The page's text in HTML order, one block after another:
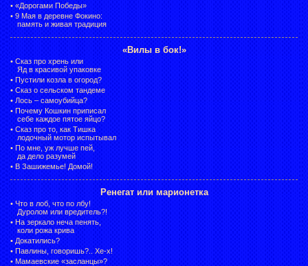
• «Дорогами Победы»
• 9 Мая в деревне Фокино:
память и живая традиция
«Вилы в бок!»
• Сказ про хрень или
Яд в красивой упаковке
• Пустили козла в огород?
• Сказ о сельском тандеме
• Лось – самоубийца?
• Почему Кошкин приписал
себе каждое пятое яйцо?
• Сказ про то, как Тишка
лодочный мотор испытывал
• По мне, уж лучше пей,
да дело разумей
• В Зашижемье! Домой!
Ренегат или марионетка
• Что в лоб, что по лбу!
Дуролом или вредитель?!
• На зеркало неча пенять,
коли рожа крива
• Докатились?
• Павлины, говоришь?.. Хе-х!
• Мамаевские «засланцы»?